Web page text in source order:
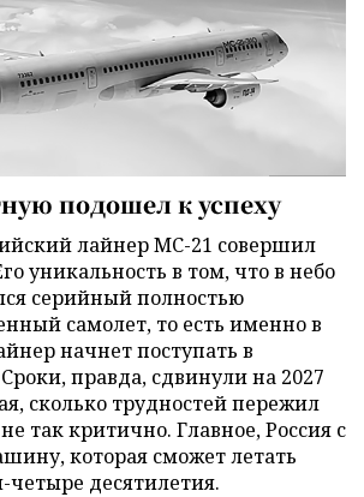
подошел к успеху
лайнер МС-21 совершил
уникальность в том, что в небо
серийный полностью
самолет, то есть именно в
начнет поступать в
правда, сдвинули на 2027
сколько трудностей пережил
так критично. Главное, Россия с
которая сможет летать
десятилетия.